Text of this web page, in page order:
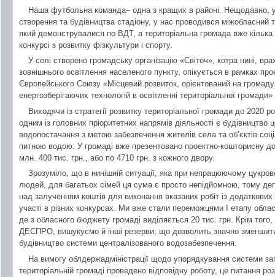
Наша футбольна команда– одна з кращих в районі. Нещодавно, у
створення та будівництва стадіону, у нас проводився міжобласний
який демонструвалися по ВДТ, а територіальна громада вже
конкурсі з розвитку фізкультури і спорту.
У селі створено громадську організацію «Світоч», котра нині,
зовнішнього освітлення населеного пункту, опікується в рамках
Європейського Союзу «Місцевий розвиток, орієнтований на
енергозберігаючих технологій в освітленні територіальної
Виходячи із стратегії розвитку територіальної громади до 2020
одним із головних пріоритетних напрямів діяльності є будівництво
водопостачання з метою забезпечення жителів села та об’єктів
питною водою. У громаді вже презентовано проектно-кошторисну
млн. 400 тис. грн., або по 4710 грн. з кожного двору.
Зрозуміло, що в нинішній ситуації, яка при непрацюючому
людей, для багатьох сімей ця сума є просто непідйомною, тому
над залученням коштів для виконання вказаних робіт із
участі в різних конкурсах. Ми вже стали переможцями І етапу
де з обласного бюджету громаді виділяється 20 тис. грн. Крім
ДЕСПРО, вишукуємо й інші резерви, що дозволить значно
будівництво системи централізованого водозабезпечення.
На вимогу облдержадміністрації щодо упорядкування системи
територіальній громаді проведено відповідну роботу, це питання